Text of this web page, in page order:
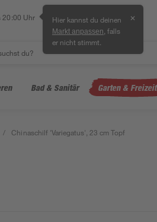
20:00 Uhr Hier kannst du deinen
Markt anpassen , falls
er nicht stimmt.
✕
Bad & Sanitär Garten & Freizeit
/ Chinaschilf 'Variegatus', 23 cm Topf